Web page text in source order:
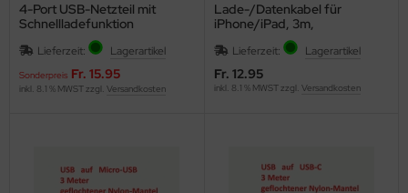
4-Port USB-Netzteil mit
Schnellladefunktion
Lieferzeit: Lagerartikel
Sonderpreis Fr. 15.95
inkl. 8.1 % MWST zzgl. Versandkosten
Lade-/Datenkabel für
iPhone/iPad, 3m,
schnellladefähig, weiss
Lieferzeit: Lagerartikel
Fr. 12.95
inkl. 8.1 % MWST zzgl. Versandkosten